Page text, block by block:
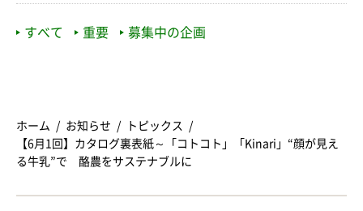
すべて 重要 募集中の企画
ホーム お知らせ
トピックス
【6月1回】カタログ裏表紙～「コトコト」「Kinari」“顔が見え
る牛乳”で 酪農をサステナブルに